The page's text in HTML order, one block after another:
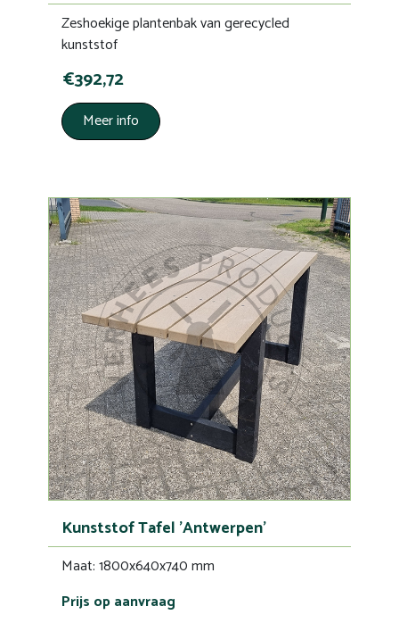
Zeshoekige plantenbak van gerecycled
kunststof
€392,72
Meer info
Kunststof Tafel 'Antwerpen'
Maat: 1800x640x740 mm
Prijs op aanvraag